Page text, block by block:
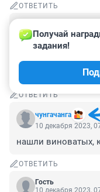
ОТВЕТИТЬ
10 декабря 2023,
А с чего его
стреляла, кого
А то есть в класс!
ОТВЕТИТЬ
чунгачанга
Получай
задания!
10 декабря 2023,
нашли виноватых,
ОТВЕТИТЬ
Гость
10 декабря 2023,